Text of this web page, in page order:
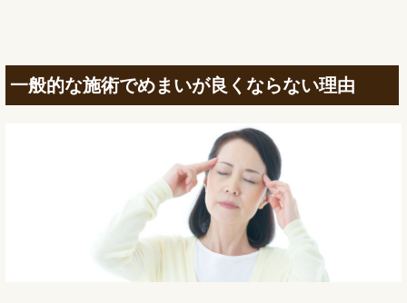
一般的な施術でめまいが良くならない理由